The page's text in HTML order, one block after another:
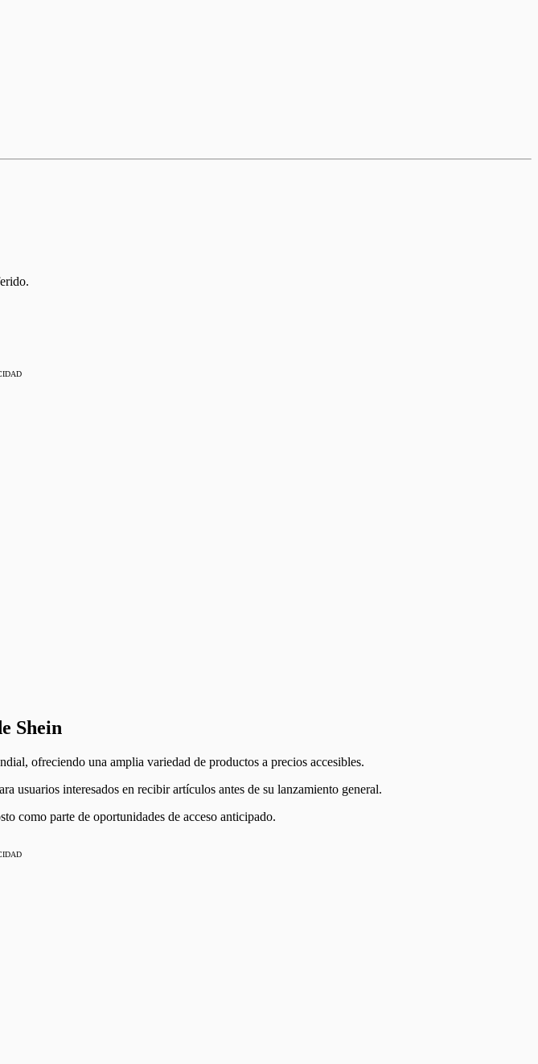
Shein
ofreciendo una amplia variedad de productos a precios accesibles.
usuarios interesados en recibir artículos antes de su lanzamiento general.
como parte de oportunidades de acceso anticipado.